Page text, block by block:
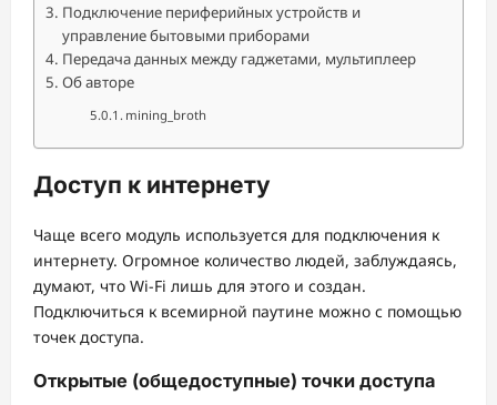
Подключение периферийных устройств и
управление бытовыми приборами
Передача данных между гаджетами, мультиплеер
Об авторе
mining_broth
Доступ к интернету
Чаще всего модуль используется для подключения к
интернету. Огромное количество людей, заблуждаясь,
думают, что Wi-Fi лишь для этого и создан.
Подключиться к всемирной паутине можно с помощью
точек доступа.
Открытые (общедоступные) точки доступа